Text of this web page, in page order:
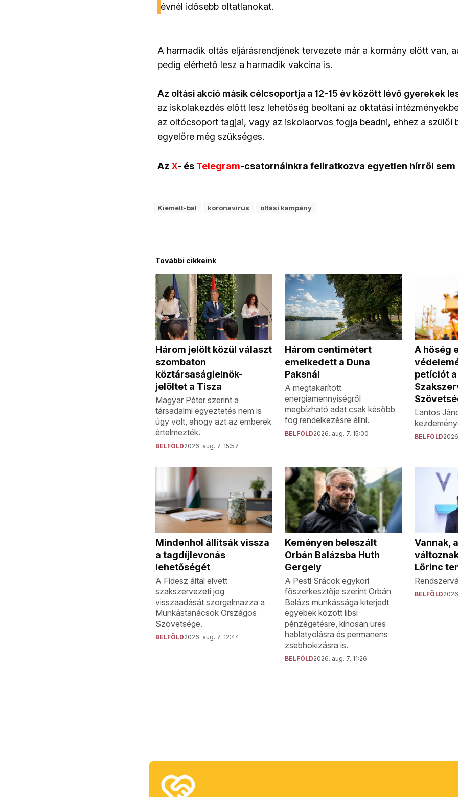
évnél idősebb oltatlanokat.
A harmadik oltás eljárásrendjének tervezete már a kormány előtt van,
pedig elérhető lesz a harmadik vakcina is.
Az oltási akció másik célcsoportja a 12-15 év között lévő gyerekek
az iskolakezdés előtt lesz lehetőség beoltani az oktatási
az oltócsoport tagjai, vagy az iskolaorvos fogja beadni, ehhez a szülői
egyelőre még szükséges.
Az X- és Telegram-csatornáinkra feliratkozva egyetlen hírről sem
Kiemelt-bal koronavírus oltási kampány
További cikkeink
Három jelölt közül választ
szombaton
köztársaságielnök-
jelöltet a Tisza
Magyar Péter szerint a
társadalmi egyeztetés nem is
úgy volt, ahogy azt az emberek
értelmezték.
BELFÖLD2026. aug. 7. 15:57
Három centimétert
emelkedett a Duna
Paksnál
A megtakarított
energiamennyiségről
megbízható adat csak később
fog rendelkezésre állni.
BELFÖLD2026. aug. 7. 15:00
A hőség
petíciót
Lantos
BELFÖLD
Mindenhol állítsák vissza
a tagdíjlevonás
lehetőségét
A Fidesz által elvett
szakszervezeti jog
visszaadását szorgalmazza a
Munkástanácsok Országos
Szövetsége.
BELFÖLD2026. aug. 7. 12:44
Keményen beleszált
Orbán Balázsba Huth
Gergely
A Pesti Srácok egykori
főszerkesztője szerint Orbán
Balázs munkássága kiterjedt
egyebek között libsi
pénzégetésre, kínosan üres
hablatyolásra és permanens
zsebhokizásra is.
BELFÖLD2026. aug. 7. 11:26
Vannak,
Lőrinc
BELFÖLD